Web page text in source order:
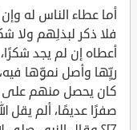
أما عطاء الناس له
فلا ذكر لبذلِهم ولا
أعطاه إن لم يجد
ريِّها وأصل نموِّها
كان يحصل منهم على
صفرًا عديمًا، ألم يقل